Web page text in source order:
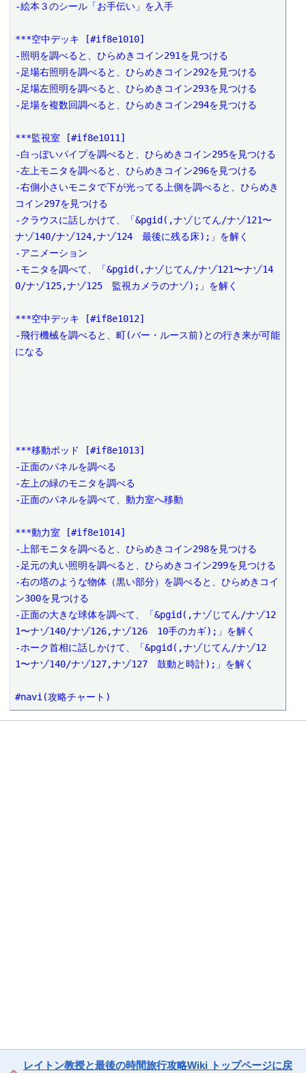
-絵本３のシール「お手伝い」を入手
***空中デッキ [#if8e1010]
-照明を調べると、ひらめきコイン291を見つける
-足場右照明を調べると、ひらめきコイン292を見つける
-足場左照明を調べると、ひらめきコイン293を見つける
-足場を複数回調べると、ひらめきコイン294を見つける
***監視室 [#if8e1011]
-白っぽいパイプを調べると、ひらめきコイン295を見つける
-左上モニタを調べると、ひらめきコイン296を見つける
-右側小さいモニタで下が光ってる上側を調べると、ひらめき
コイン297を見つける
-クラウスに話しかけて、「&pgid(,ナゾじてん/ナゾ121〜
ナゾ140/ナゾ124,ナゾ124　最後に残る床);」を解く
-アニメーション
-モニタを調べて、「&pgid(,ナゾじてん/ナゾ121〜ナゾ14
0/ナゾ125,ナゾ125　監視カメラのナゾ);」を解く
***空中デッキ [#if8e1012]
-飛行機械を調べると、町(バー・ルース前)との行き来が可能
になる
***移動ポッド [#if8e1013]
-正面のパネルを調べる
-左上の緑のモニタを調べる
-正面のパネルを調べて、動力室へ移動
***動力室 [#if8e1014]
-上部モニタを調べると、ひらめきコイン298を見つける
-足元の丸い照明を調べると、ひらめきコイン299を見つける
-右の塔のような物体（黒い部分）を調べると、ひらめきコイ
ン300を見つける
-正面の大きな球体を調べて、「&pgid(,ナゾじてん/ナゾ12
1〜ナゾ140/ナゾ126,ナゾ126　10手のカギ);」を解く
-ホーク首相に話しかけて、「&pgid(,ナゾじてん/ナゾ12
1〜ナゾ140/ナゾ127,ナゾ127　鼓動と時計);」を解く
#navi(攻略チャート)
レイトン教授と最後の時間旅行攻略Wiki トップページに戻